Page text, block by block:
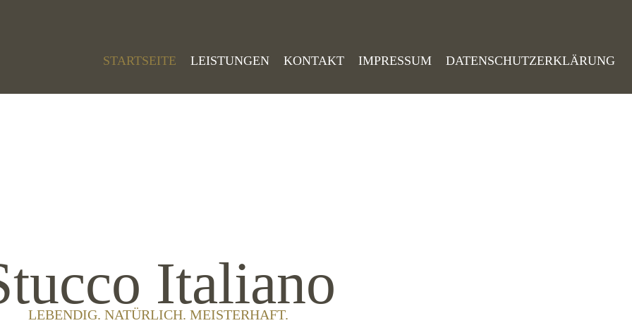
STARTSEITE LEISTUNGEN KONTAKT IMPRESSUM DATENSCHUTZERKLÄRUNG
Italiano
LEBENDIG. NATÜRLICH. MEISTERHAFT.